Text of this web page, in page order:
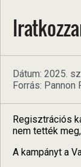
Dátum: 2025.
Forrás: Pannon
Regisztrációs
nem tették
A kampányt a